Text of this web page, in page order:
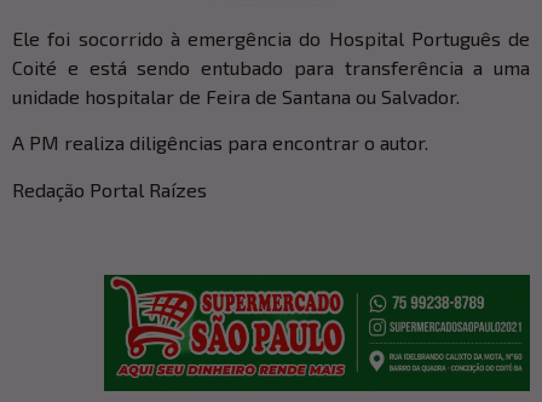
Ele foi socorrido à emergência do Hospital Português de
Coité e está sendo entubado para transferência a uma
unidade hospitalar de Feira de Santana ou Salvador.
A PM realiza diligências para encontrar o autor.
Redação Portal Raízes